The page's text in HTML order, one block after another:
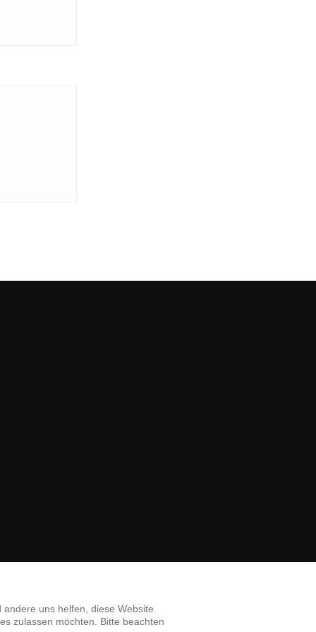
uns helfen, diese Website
zulassen möchten. Bitte beachten